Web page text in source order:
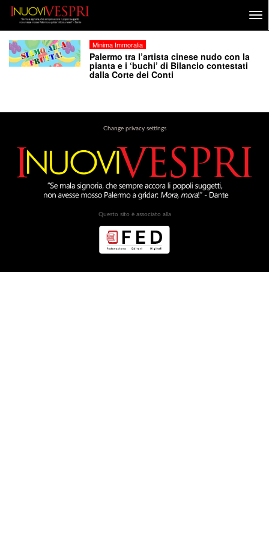
Minima Immoralia
Palermo tra l’artista cinese nudo con la
pianta e i ‘buchi’ di Bilancio contestati
dalla Corte dei Conti
Change privacy settings
Questo sito è associato alla